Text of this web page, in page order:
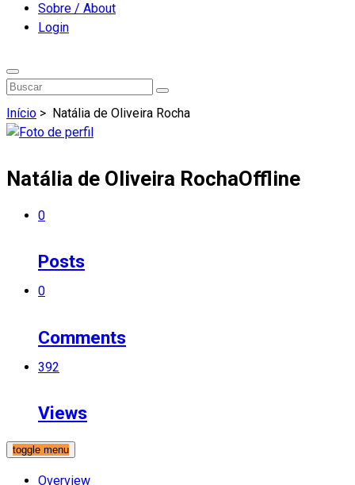
Sobre / About
Login
Início > Natália de Oliveira Rocha
Natália de Oliveira RochaOffline
0
Posts
0
Comments
392
Views
toggle menu
Overview